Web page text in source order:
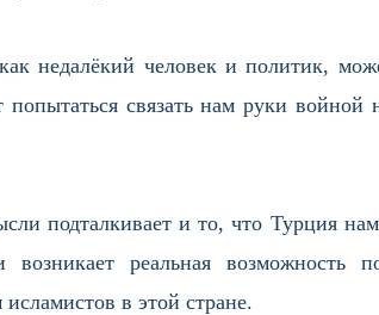
недалёкий человек и политик,
связать нам руки
подталкивает и то, что Турция
возникает реальная возможность
в этой стране.